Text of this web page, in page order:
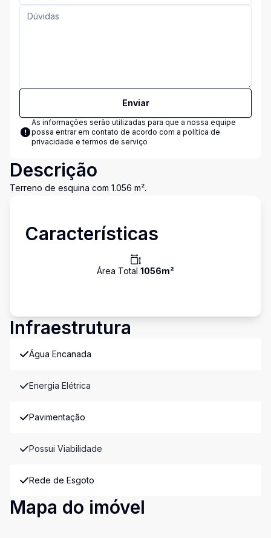
Enviar
As informações serão utilizadas para que a nossa equipe
possa entrar em contato de acordo com a política de
privacidade e termos de serviço
Descrição
Terreno de esquina com 1.056 m².
Características
Área Total 1056m²
Infraestrutura
Água Encanada
Energia Elétrica
Pavimentação
Possui Viabilidade
Rede de Esgoto
Mapa do imóvel